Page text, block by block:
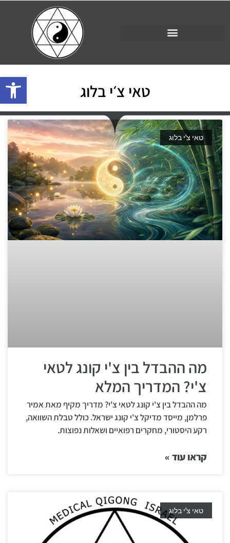
טאי צ׳י בלוג
טאי צ'י בלוג
מה ההבדל בין צ'י קונג לטאי
צ'י? המדריך המלא
מה ההבדל בין צ'י קונג לטאי צ'י? מדריך מקיף מאת אמיר
פרלמן, מייסד מדיקל צ'י קונג ישראל. כולל טבלת השוואה,
רקע היסטורי, מחקרים רפואיים ושאלות נפוצות.
קראו עוד »
טאי צ'י בלוג
פתח